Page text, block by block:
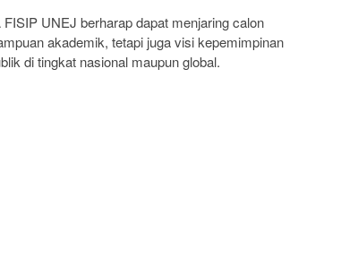
UNEJ berharap dapat menjaring calon
akademik, tetapi juga visi kepemimpinan
di tingkat nasional maupun global.